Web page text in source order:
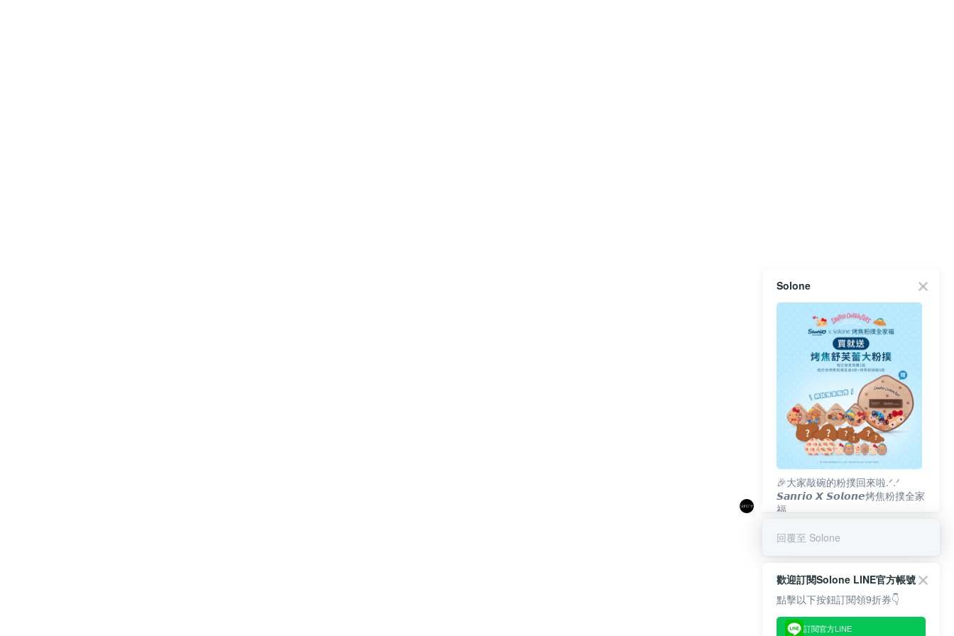
Solone
🎉大家敲碗的粉撲回來啦.ᐟ‪‪.ᐟ
𝙎𝙖𝙣𝙧𝙞𝙤 𝙓 𝙎𝙤𝙡𝙤𝙣𝙚烤焦粉撲全家
福
回覆至 Solone
歡迎訂閱Solone LINE官方帳號
點擊以下按鈕訂閱領9折券👇
訂閱官方LINE